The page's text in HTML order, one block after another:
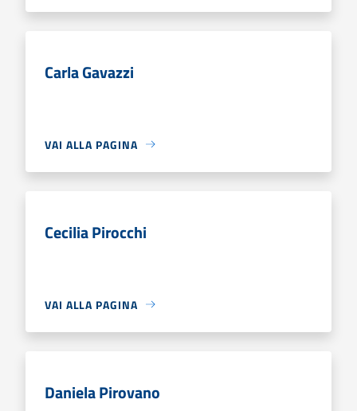
Carla Gavazzi
VAI ALLA PAGINA
Cecilia Pirocchi
VAI ALLA PAGINA
Daniela Pirovano